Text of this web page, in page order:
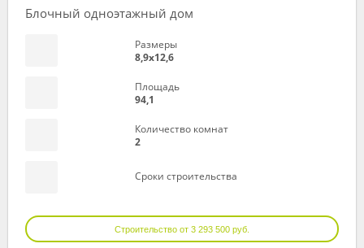
Блочный одноэтажный дом
Размеры
8,9х12,6
Площадь
94,1
Количество комнат
2
Сроки строительства
Строительство от 3 293 500 руб.